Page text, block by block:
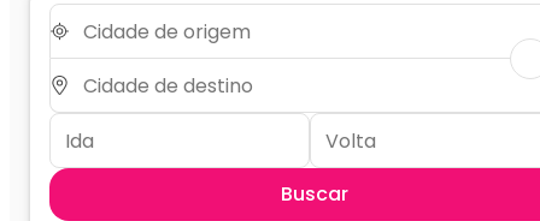
Buscar